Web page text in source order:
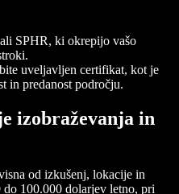
SPHR, ki okrepijo vašo
uveljavljen certifikat, kot je
in predanost področju.
izobraževanja in
od izkušenj, lokacije in
do 100.000 dolarjev letno, pri